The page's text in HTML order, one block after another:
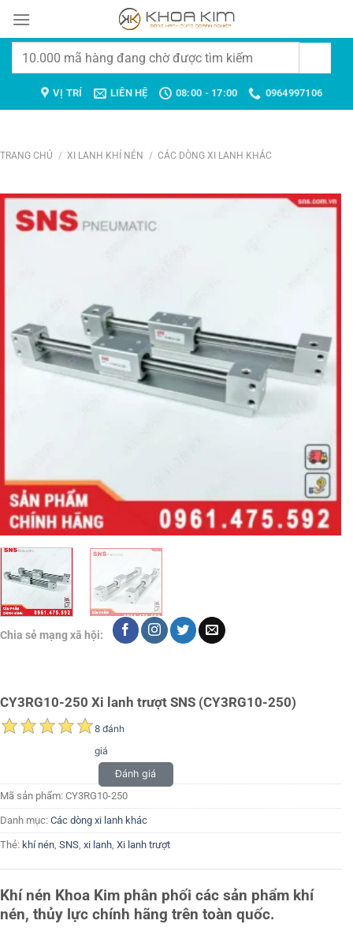
đến
Tìm
VỊ TRÍ LIÊN HỆ 08:00 - 17:00 0964997106
TRANG CHỦ / XI LANH KHÍ NÉN / CÁC DÒNG XI LANH KHÁC
Chia sẻ mạng xã hội:
CY3RG10-250 Xi lanh trượt SNS (CY3RG10-250)
8 đánh
giá
Đánh giá
Mã sản phẩm: CY3RG10-250
Danh mục: Các dòng xi lanh khác
Thẻ: khí nén, SNS, xi lanh, Xi lanh trượt
Khí nén Khoa Kim phân phối các sản phẩm khí
nén, thủy lực chính hãng trên toàn quốc.